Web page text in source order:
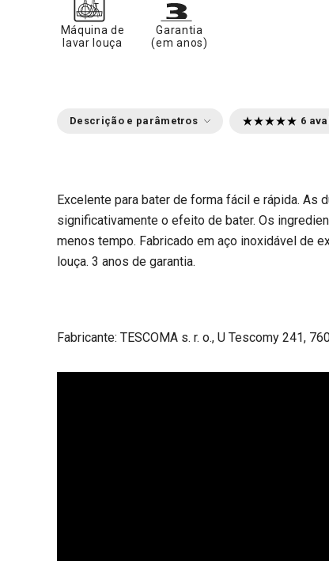
Máquina de
lavar louça
Garantia
(em anos)
Descrição e parâmetros 6
Excelente para bater de forma fácil e rápida. As
significativamente o efeito de bater. Os
menos tempo. Fabricado em aço inoxidável de
louça. 3 anos de garantia.
Fabricante: TESCOMA s. r. o., U Tescomy 241,